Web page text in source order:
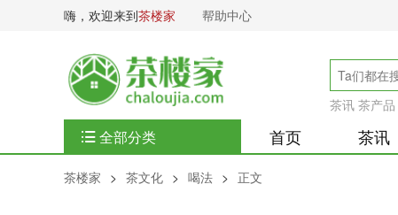
嗨，欢迎来到茶楼家 帮助中心
茶讯 茶产品
全部分类 首页 茶讯
茶楼家 > 茶文化 > 喝法 > 正文